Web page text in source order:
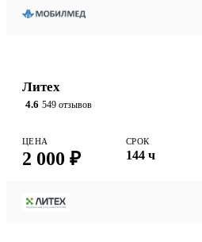
Литех
4.6 549 отзывов
ЦЕНА
2 000 ₽
СРОК
144 ч